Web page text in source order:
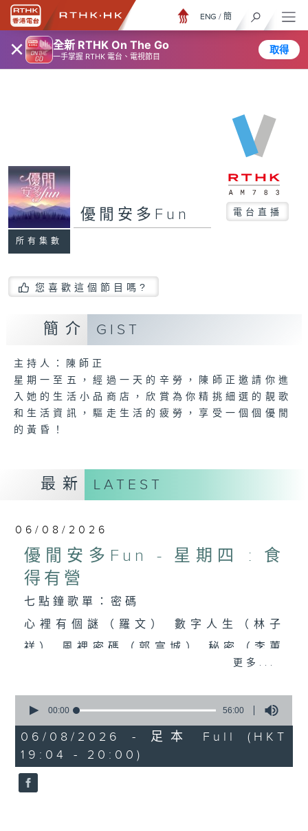
× 全新 RTHK On The Go
一手掌握 RTHK 電台、電視節目
取得
ENG / 簡
所有集數
優閒安多Fun 電台直播
您喜歡這個節目嗎?
簡介 GIST
主持人：陳師正
星期一至五，經過一天的辛勞，陳師正邀請你進
入她的生活小品商店，欣賞為你精挑細選的靚歌
和生活資訊，驅走生活的疲勞，享受一個個優閒
的黃昏！
最新 LATEST
06/08/2026
優閒安多Fun - 星期四 : 食
得有營
七點鐘歌單：密碼
心裡有個謎（羅文） 數字人生（林子
祥） 風裡密碼（郭富城） 秘密（李蕙
敏） 秘密（張震嶽） 無間道（劉德華、
梁朝偉） 彌敦道（洪卓立）
食得有型：原型食物(2)
更多...
seconds
56
minutes,
0
seconds
00:00 56:00
06/08/2026 - 足本 Full (HKT
19:04 - 20:00)